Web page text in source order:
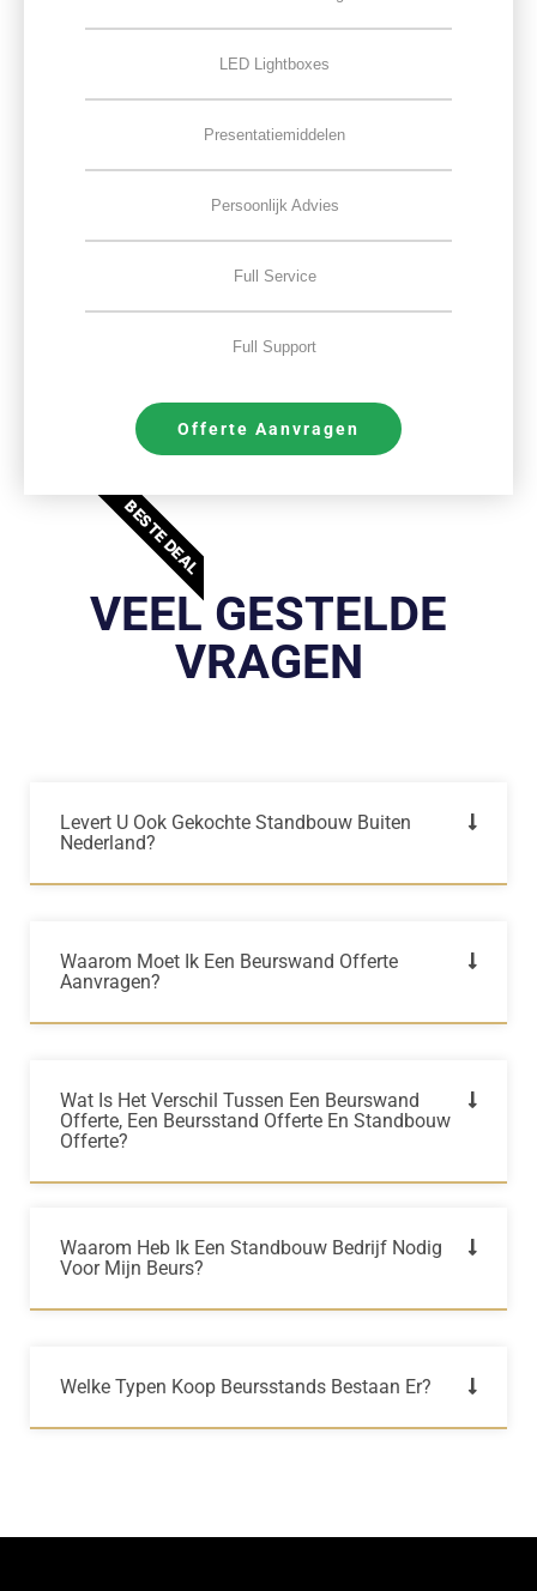
LED Lightboxes
Presentatiemiddelen
Persoonlijk Advies
Full Service
Full Support
Offerte Aanvragen
BESTE DEAL
VEEL GESTELDE
VRAGEN
Levert U Ook Gekochte Standbouw Buiten
Nederland?
Waarom Moet Ik Een Beurswand Offerte
Aanvragen?
Wat Is Het Verschil Tussen Een Beurswand
Offerte, Een Beursstand Offerte En Standbouw
Offerte?
Waarom Heb Ik Een Standbouw Bedrijf Nodig
Voor Mijn Beurs?
Welke Typen Koop Beursstands Bestaan Er?